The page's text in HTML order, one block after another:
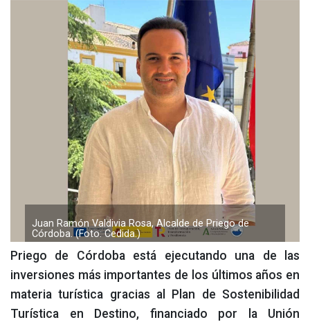
Juan Ramón Valdivia Rosa, Alcalde de Priego de
Córdoba. (Foto: Cedida.)
Priego de Córdoba está ejecutando una de las
inversiones más importantes de los últimos años en
materia turística gracias al Plan de Sostenibilidad
Turística en Destino, financiado por la Unión